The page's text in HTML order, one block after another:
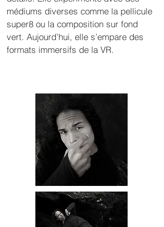
médiums diverses comme la pellicule
super8 ou la composition sur fond
vert. Aujourd’hui, elle s’empare des
formats immersifs de la VR.